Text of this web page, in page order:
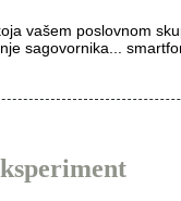
vašem poslovnom
sagovornika...